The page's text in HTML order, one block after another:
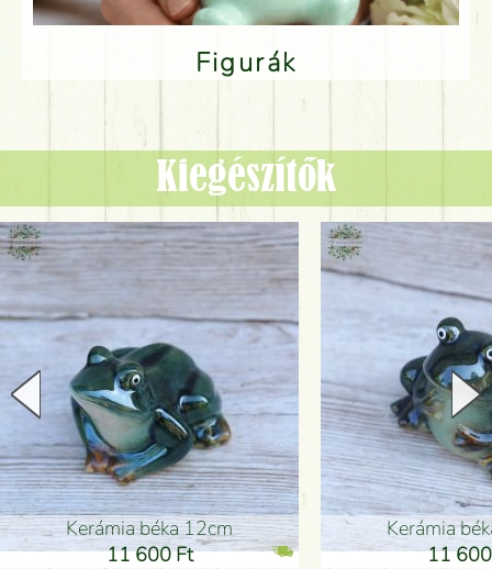
Figurák
Kiegészítők
Kerámia béka 12cm
11 600 Ft
Kerámia
11